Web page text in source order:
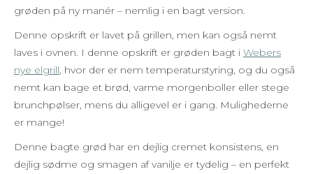
grøden på ny manér – nemlig i en bagt version.
Denne opskrift er lavet på grillen, men kan også nemt
laves i ovnen. I denne opskrift er grøden bagt i Webers
nye elgrill, hvor der er nem temperaturstyring, og du også
nemt kan bage et brød, varme morgenboller eller stege
brunchpølser, mens du alligevel er i gang. Mulighederne
er mange!
Denne bagte grød har en dejlig cremet konsistens, en
dejlig sødme og smagen af vanilje er tydelig – en perfekt